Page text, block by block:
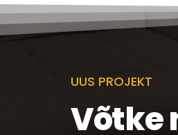
UUS PROJEKT
Võtke